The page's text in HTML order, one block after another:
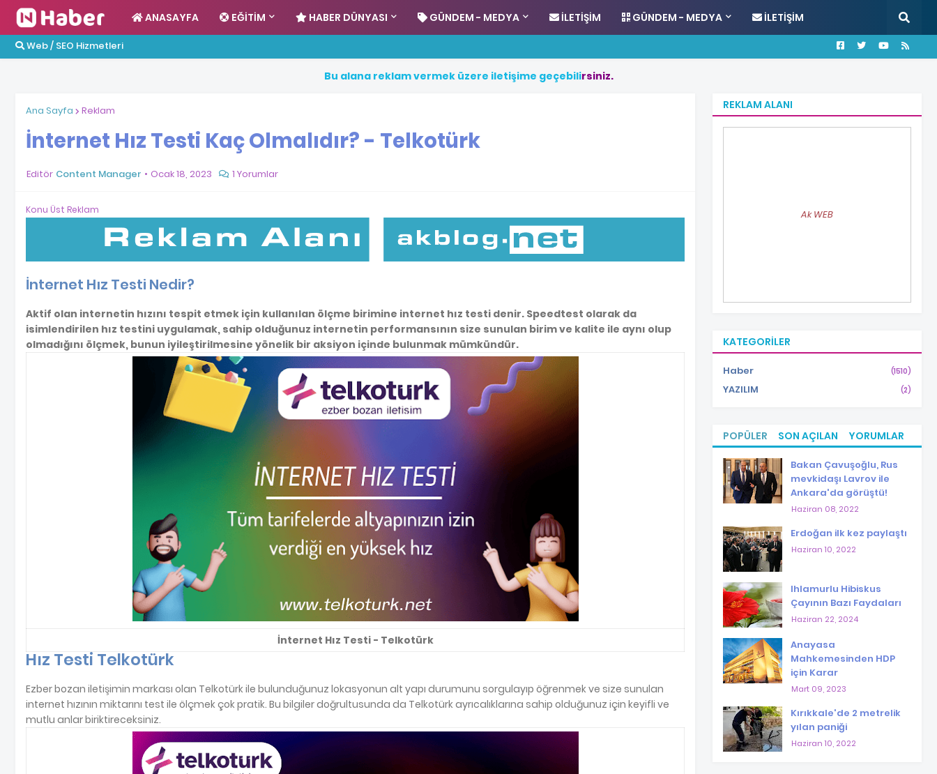
ANASAYFA EĞITIM HABER DÜNYASI GÜNDEM - MEDYA İLETIŞIM GÜNDEM - MEDYA İLETIŞIM
Web / SEO Hizmetleri
Bu alana reklamvermek üzere iletişime geçebilirsiniz.
Ana Sayfa Reklam
İnternet Hız Testi Kaç Olmalıdır? - Telkotürk
Editör Content Manager Ocak 18, 2023 1 Yorumlar
Konu Üst Reklam
İnternet Hız Testi Nedir?
Aktif olan internetin hızını tespit etmek için kullanılan ölçme birimine internet hız testi denir. Speedtest olarak da
isimlendirilen hız testini uygulamak, sahip olduğunuz internetin performansının size sunulan birim ve kalite ile aynı olup
olmadığını ölçmek, bunun iyileştirilmesine yönelik bir aksiyon içinde bulunmak mümkündür.
İnternet Hız Testi - Telkotürk
Hız Testi Telkotürk
Ezber bozan iletişimin markası olan Telkotürk ile bulunduğunuz lokasyonun alt yapı durumunu sorgulayıp öğrenmek ve size sunulan
internet hızının miktarını test ile ölçmek çok pratik. Bu bilgiler doğrultusunda da Telkotürk ayrıcalıklarına sahip olduğunuz için keyifli ve
mutlu anlar biriktireceksiniz.
REKLAM ALANI
Ak WEB
KATEGORILER
Haber (1510)
YAZILIM (2)
POPÜLER SON AÇILAN YORUMLAR
Bakan Çavuşoğlu, Rus
mevkidaşı Lavrov ile
Ankara'da görüştü!
Haziran 08, 2022
Erdoğan ilk kez paylaştı
Haziran 10, 2022
Ihlamurlu Hibiskus
Çayının Bazı Faydaları
Haziran 22, 2024
Anayasa
Mahkemesinden HDP
için Karar
Mart 09, 2023
Kırıkkale'de 2 metrelik
yılan paniği
Haziran 10, 2022